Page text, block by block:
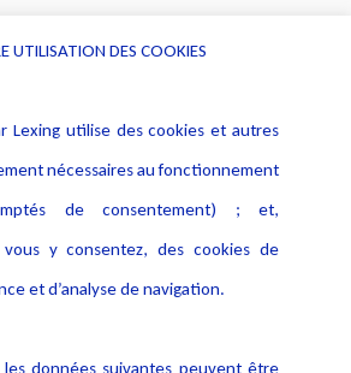
des
Publications
UTILISATION DES COOKIES
Lexing utilise des cookies et autres
nécessaires au fonctionnement
de consentement) ; et,
y consentez, des cookies de
et d’analyse de navigation.
données suivantes peuvent être